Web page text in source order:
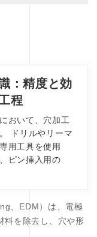
：精度と効
程
おいて、穴加工
ドリルやリーマ
用工具を使用
ピン挿入用の
、EDM）は、電極
料を除去し、穴や形